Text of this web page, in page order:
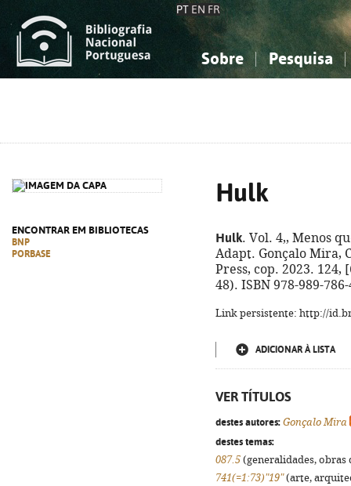
PT EN FR
Sobre Pesquisa
ENCONTRAR EM BIBLIOTECAS
BNP
PORBASE
Hulk
Hulk. Vol. 4,, Menos
Adapt. Gonçalo Mira,
Press, cop. 2023. 124,
48). ISBN 978-989-
Link persistente: http://
ADICIONAR À LISTA
VER TÍTULOS
destes autores: Gonçalo Mira
destes temas:
087.5 (generalidades,
741(=1:73)"19"(arte,